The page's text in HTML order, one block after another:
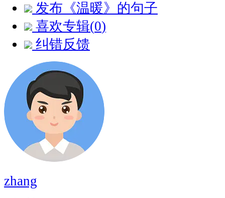
发布《温暖》的句子
喜欢专辑(0)
纠错反馈
zhang